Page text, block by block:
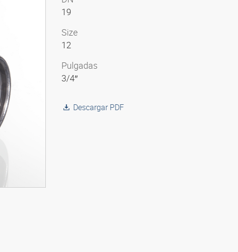
19
Size
12
Pulgadas
3/4″
Descargar PDF